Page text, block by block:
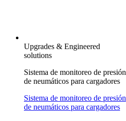
Upgrades & Engineered
solutions
Sistema de monitoreo de presión
de neumáticos para cargadores
Sistema de monitoreo de presión
de neumáticos para cargadores